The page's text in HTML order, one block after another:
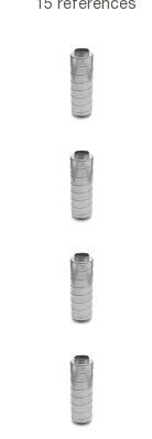
15 références